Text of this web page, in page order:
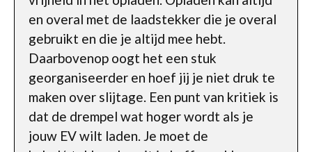
en overal met de laadstekker die je overal
gebruikt en die je altijd mee hebt.
Daarbovenop oogt het een stuk
georganiseerder en hoef jij je niet druk te
maken over slijtage. Een punt van kritiek is
dat de drempel wat hoger wordt als je
jouw EV wilt laden. Je moet de